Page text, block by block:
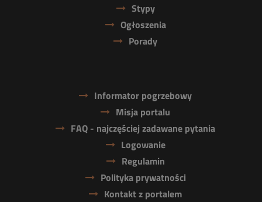
Stypy
Ogłoszenia
Porady
Informator pogrzebowy
Misja portalu
FAQ - najczęściej zadawane pytania
Logowanie
Regulamin
Polityka prywatności
Kontakt z portalem